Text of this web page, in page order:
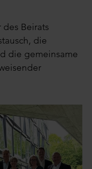
Beirats
die
die gemeinsame